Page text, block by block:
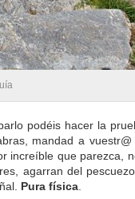
podéis hacer la
mandad a
increíble que parezca,
agarran del
Pura física